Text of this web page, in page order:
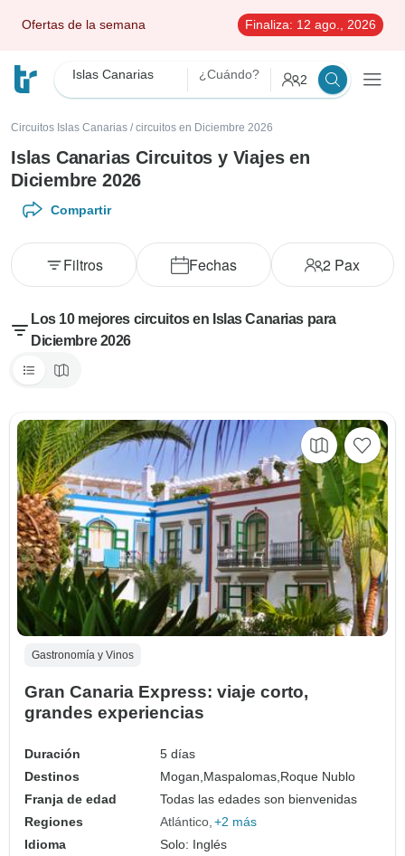
Ofertas de la semana Finaliza: 12 ago., 2026
Islas Canarias ¿Cuándo? 2
Circuitos Islas Canarias / circuitos en Diciembre 2026
Islas Canarias Circuitos y Viajes en
Diciembre 2026
Compartir
Fechas 2 Pax
Filtros
Los 10 mejores circuitos en Islas Canarias para
Diciembre 2026
Gastronomía y Vinos
Gran Canaria Express: viaje corto,
grandes experiencias
Duración
5 días
Destinos
Mogan, Maspalomas, Roque Nublo
Franja de edad
Todas las edades son bienvenidas
Regiones
Atlántico +2 más
Idioma
Solo: Inglés